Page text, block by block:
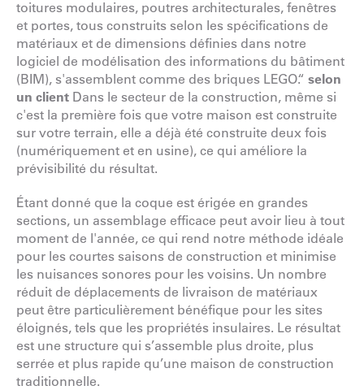
toitures modulaires, poutres architecturales, fenêtres
et portes, tous construits selon les spécifications de
matériaux et de dimensions définies dans notre
logiciel de modélisation des informations du bâtiment
(BIM), s'assemblent comme des briques LEGO.“ selon
un client Dans le secteur de la construction, même si
c'est la première fois que votre maison est construite
sur votre terrain, elle a déjà été construite deux fois
(numériquement et en usine), ce qui améliore la
prévisibilité du résultat.
Étant donné que la coque est érigée en grandes
sections, un assemblage efficace peut avoir lieu à tout
moment de l'année, ce qui rend notre méthode idéale
pour les courtes saisons de construction et minimise
les nuisances sonores pour les voisins. Un nombre
réduit de déplacements de livraison de matériaux
peut être particulièrement bénéfique pour les sites
éloignés, tels que les propriétés insulaires. Le résultat
est une structure qui s’assemble plus droite, plus
serrée et plus rapide qu’une maison de construction
traditionnelle.